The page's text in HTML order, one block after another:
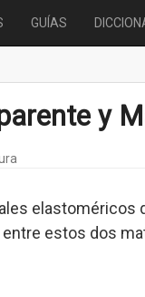
GUÍAS
y
elastoméricos
estos dos